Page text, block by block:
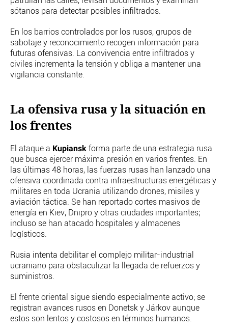
sótanos para detectar posibles infiltrados.
En los barrios controlados por los rusos, grupos de
sabotaje y reconocimiento recogen información para
futuras ofensivas. La convivencia entre infiltrados y
civiles incrementa la tensión y obliga a mantener una
vigilancia constante.
La ofensiva rusa y la situación en
los frentes
El ataque a Kupiansk forma parte de una estrategia rusa
que busca ejercer máxima presión en varios frentes. En
las últimas 48 horas, las fuerzas rusas han lanzado una
ofensiva coordinada contra infraestructuras energéticas y
militares en toda Ucrania utilizando drones, misiles y
aviación táctica. Se han reportado cortes masivos de
energía en Kiev, Dnipro y otras ciudades importantes;
incluso se han atacado hospitales y almacenes
logísticos.
Rusia intenta debilitar el complejo militar-industrial
ucraniano para obstaculizar la llegada de refuerzos y
suministros.
El frente oriental sigue siendo especialmente activo; se
registran avances rusos en Donetsk y Járkov aunque
estos son lentos y costosos en términos humanos.